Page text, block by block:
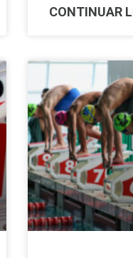
CONTINUAR